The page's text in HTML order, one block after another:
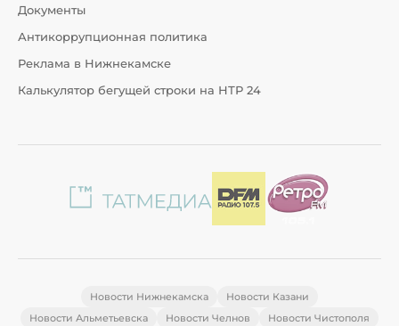
Документы
Антикоррупционная политика
Реклама в Нижнекамске
Калькулятор бегущей строки на НТР 24
Новости Нижнекамска
Новости Казани
Новости Альметьевска
Новости Челнов
Новости Чистополя